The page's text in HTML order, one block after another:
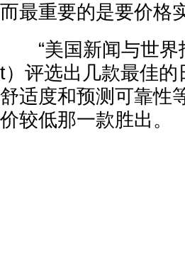
而最重要的是要价格
“美国新闻与世界
t）评选出几款最佳
舒适度和预测可靠性
价较低那一款胜出。